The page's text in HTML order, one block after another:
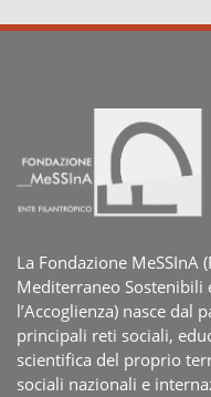
La Fondazione MeSSInA
Mediterraneo Sostenibili
l’Accoglienza) nasce dal
principali reti sociali,
scientifica del proprio
sociali nazionali e